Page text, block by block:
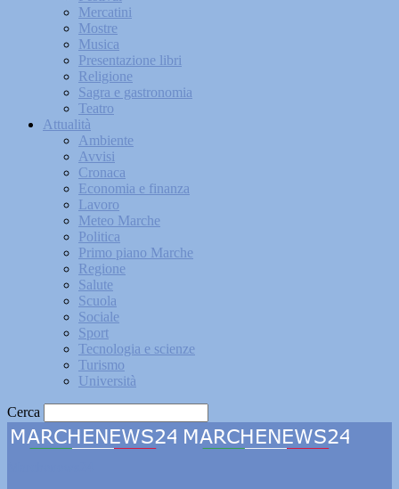
Mercatini
Mostre
Musica
Presentazione libri
Religione
Sagra e gastronomia
Teatro
Attualità
Ambiente
Avvisi
Cronaca
Economia e finanza
Lavoro
Meteo Marche
Politica
Primo piano Marche
Regione
Salute
Scuola
Sociale
Sport
Tecnologia e scienze
Turismo
Università
Cerca